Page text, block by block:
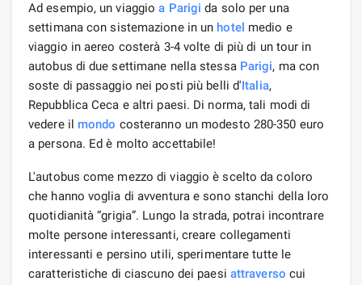
Ad esempio, un viaggioa Parigi da solo per una
settimana con sistemazione in un hotel medio e
viaggio in aereo costerà 3-4 volte di più di un tour in
autobus di due settimane nella stessa Parigi, ma con
soste di passaggio nei posti più belli d'Italia,
Repubblica Ceca e altri paesi. Di norma, tali modi di
vedere il mondo costeranno un modesto 280-350 euro
a persona. Ed è molto accettabile!
L'autobus come mezzo di viaggio è scelto da coloro
che hanno voglia di avventura e sono stanchi della loro
quotidianità “grigia”. Lungo la strada, potrai incontrare
molte persone interessanti, creare collegamenti
interessanti e persino utili, sperimentare tutte le
caratteristiche di ciascuno dei paesi attraverso cui